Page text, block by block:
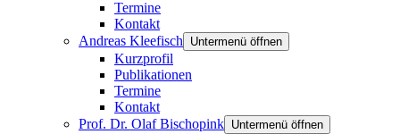
Termine
Kontakt
Andreas Kleefisch
Untermenü öffnen
Kurzprofil
Publikationen
Termine
Kontakt
Prof. Dr. Olaf Bischopink Untermenü öffnen